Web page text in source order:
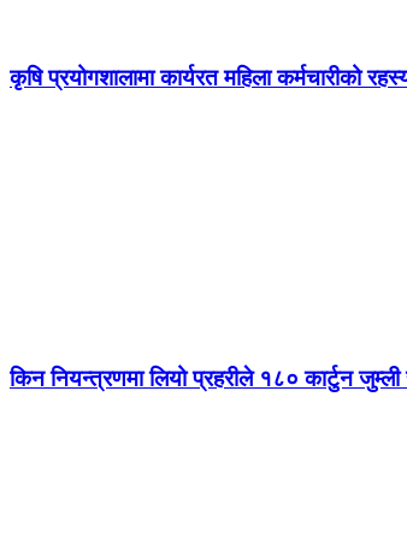
कृषि प्रयोगशालामा कार्यरत महिला कर्मचारीको
किन नियन्त्रणमा लियो प्रहरीले १८० कार्टुन जुम्ली